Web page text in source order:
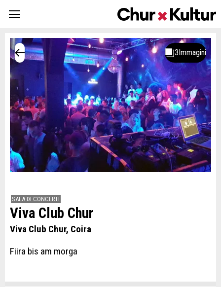
SALA DI CONCERTI
Viva Club Chur
Viva Club Chur, Coira
Fiira bis am morga